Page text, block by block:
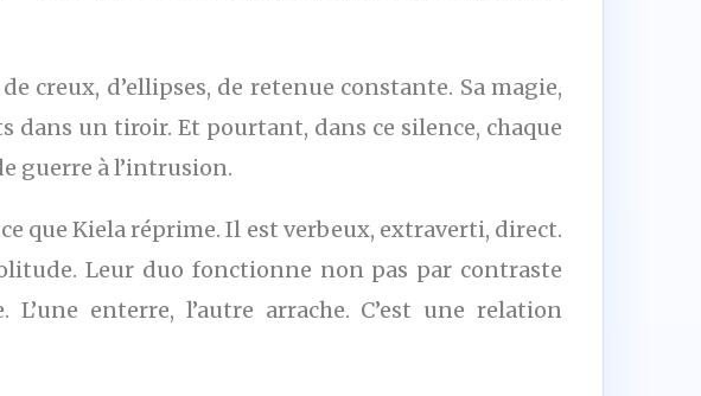
creux, d’ellipses, de retenue constante. Sa magie,
dans un tiroir. Et pourtant, dans ce silence, chaque
guerre à l’intrusion.
que Kiela réprime. Il est verbeux, extraverti, direct.
Leur duo fonctionne non pas par contraste
enterre, l’autre arrache. C’est une relation